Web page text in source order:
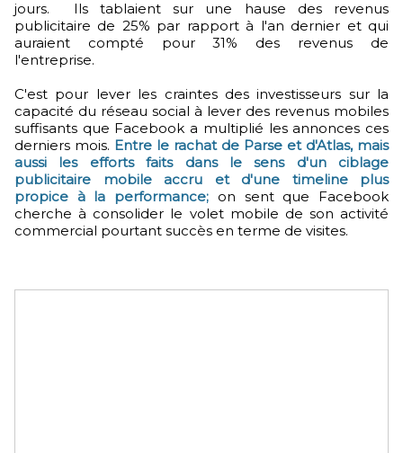
jours. Ils tablaient sur une hause des revenus
publicitaire de 25% par rapport à l'an dernier et qui
auraient compté pour 31% des revenus de
l'entreprise.
C'est pour lever les craintes des investisseurs sur la
capacité du réseau social à lever des revenus mobiles
suffisants que Facebook a multiplié les annonces ces
derniers mois. Entre le rachat de Parse et d'Atlas, mais
aussi les efforts faits dans le sens d'un ciblage
publicitaire mobile accru et d'une timeline plus
propice à la performance; on sent que Facebook
cherche à consolider le volet mobile de son activité
commercial pourtant succès en terme de visites.